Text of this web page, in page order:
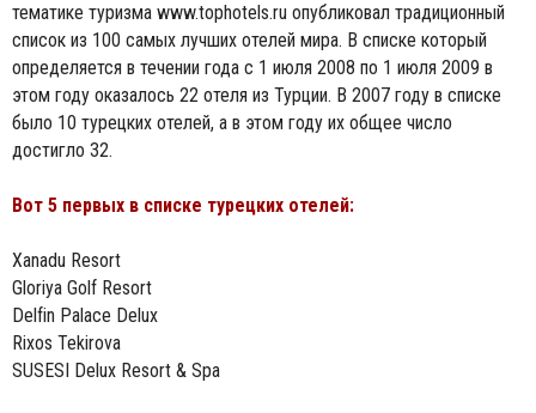
тематике туризма www.tophotels.ru опубликовал традиционный
список из 100 самых лучших отелей мира. В списке который
определяется в течении года с 1 июля 2008 по 1 июля 2009 в
этом году оказалось 22 отеля из Турции. В 2007 году в списке
было 10 турецких отелей, а в этом году их общее число
достигло 32.
Вот 5 первых в списке турецких отелей:
Xanadu Resort
Gloriya Golf Resort
Delfin Palace Delux
Rixos Tekirova
SUSESI Delux Resort & Spa